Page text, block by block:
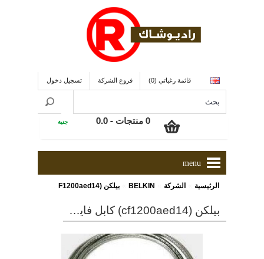
قائمة رغباتي (0) فروع الشركة تسجيل دخول
0 منتجات - 0.0 جنية
menu
الرئيسية الشركة BELKIN بيلكن (CF1200aed14) كابل فاير واير من طرف 4 نقطة توصيل إلى طرف 4 نقطة توصيل بطول 4.2 متر
بيلكن (cf1200aed14) كابل فاير واير من طرف 4 نقطة توصيل إلى طرف 4 نقطة توصيل بطول 4.2 متر